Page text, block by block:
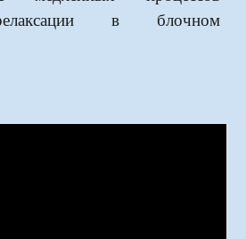
в блочном